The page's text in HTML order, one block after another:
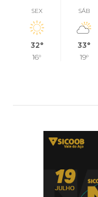
SEX
32°
16°
SÁB
33°
19°